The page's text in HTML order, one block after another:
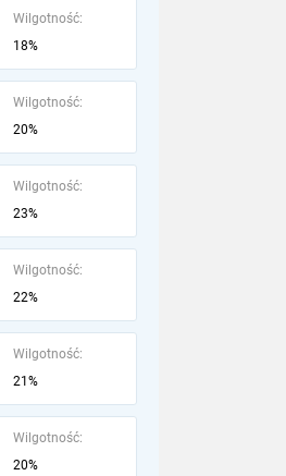
Wilgotność:
18%
Wilgotność:
20%
Wilgotność:
23%
Wilgotność:
22%
Wilgotność:
21%
Wilgotność:
20%